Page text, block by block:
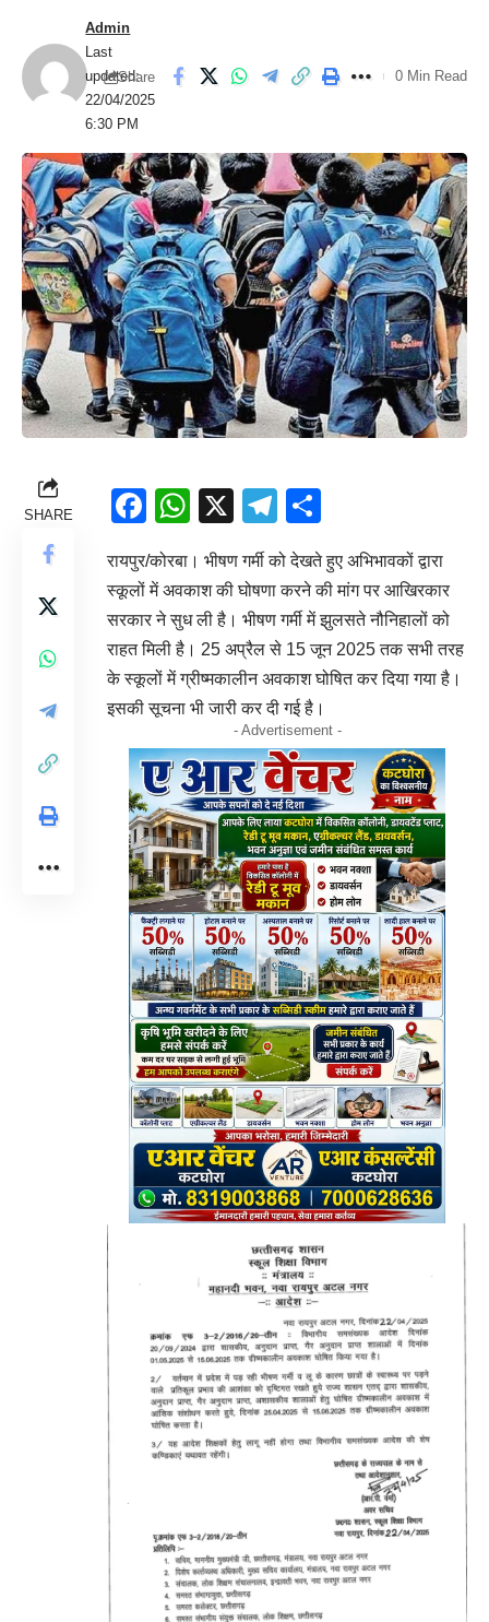
Last
updated:
22/04/2025
6:30 PM
Admin
Share 0 Min Read
SHARE Facebook
WhatsApp
X Telegram
रायपुर/कोरबा। भीषण गर्मी को देखते हुए अभिभावकों द्वारा
स्कूलों में अवकाश की घोषणा करने की मांग पर आखिरकार
सरकार ने सुध ली है। भीषण गर्मी में झुलसते नौनिहालों को
राहत मिली है। 25 अप्रैल से 15 जून 2025 तक सभी तरह
के स्कूलों में ग्रीष्मकालीन अवकाश घोषित कर दिया गया है।
इसकी सूचना भी जारी कर दी गई है।
- Advertisement -